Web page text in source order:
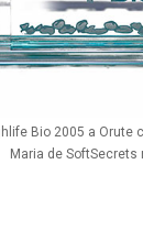
Bio 2005 a Orute
Maria de SoftSecrets